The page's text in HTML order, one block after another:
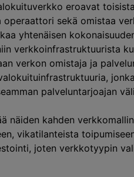
eroavat
operaattori sekä omistaa
yhtenäisen
verkkoinfrastruktuurista
verkon omistaja ja
palveluntarjoajan
näiden kahden
vikatilanteista
joten verkkotyypin